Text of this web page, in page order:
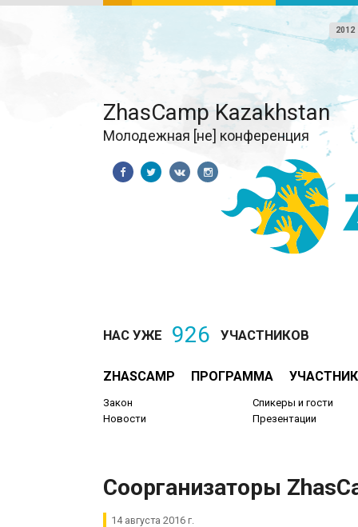
2012
ZhasCamp Kazakhstan
Молодежная [не] конференция
НАС УЖЕ 926 УЧАСТНИКОВ
ZHASCAMP ПРОГРАММА
Закон
Новости
Спикеры и гости
Презентации
Соорганизаторы
14 августа 2016 г.